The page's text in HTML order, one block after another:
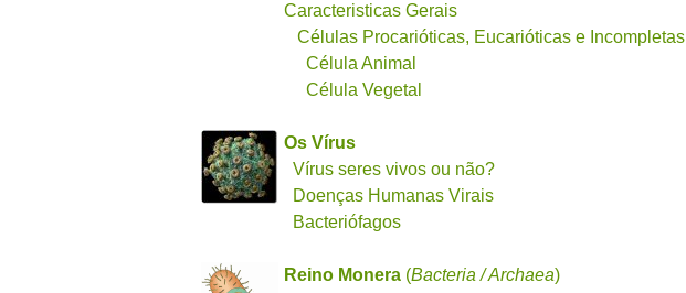
Caracteristicas Gerais
Células Procarióticas, Eucarióticas e Incompletas
Célula Animal
Célula Vegetal
Os Vírus
Vírus seres vivos ou não?
Doenças Humanas Virais
Bacteriófagos
Reino Monera (Bacteria / Archaea)